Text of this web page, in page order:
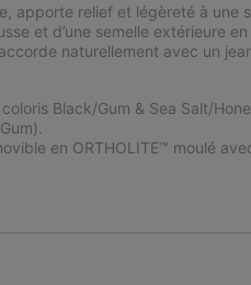
apporte relief et légèreté à
et d’une semelle extérieure
naturellement avec un
Black/Gum & Sea Salt/
en ORTHOLITE™ moulé